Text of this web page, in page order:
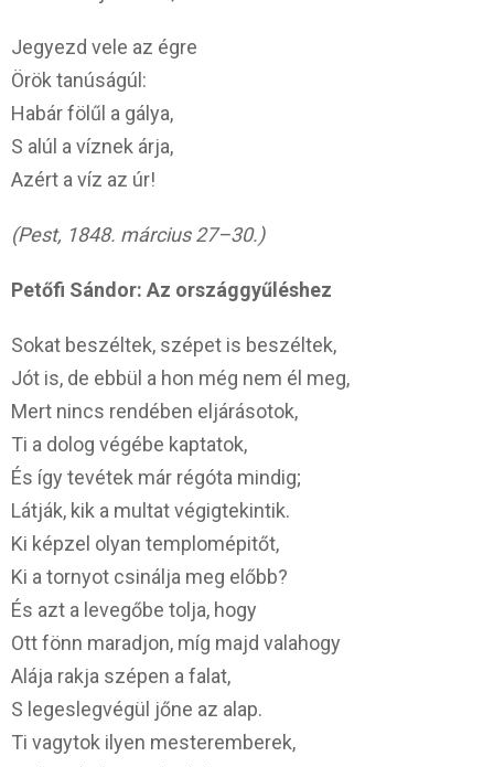
Jegyezd vele az égre
Örök tanúságúl:
Habár fölűl a gálya,
S alúl a víznek árja,
Azért a víz az úr!
(Pest, 1848. március 27–30.)
Petőfi Sándor: Az országgyűléshez
Sokat beszéltek, szépet is beszéltek,
Jót is, de ebbül a hon még nem él meg,
Mert nincs rendében eljárásotok,
Ti a dolog végébe kaptatok,
És így tevétek már régóta mindig;
Látják, kik a multat végigtekintik.
Ki képzel olyan templomépitőt,
Ki a tornyot csinálja meg előbb?
És azt a levegőbe tolja, hogy
Ott fönn maradjon, míg majd valahogy
Alája rakja szépen a falat,
S legeslegvégül jőne az alap.
Ti vagytok ilyen mesteremberek,